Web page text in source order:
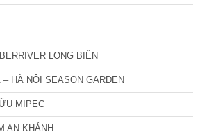
LONG BIÊN
HÀ NỘI SEASON GARDEN
MIPEC
AN KHÁNH